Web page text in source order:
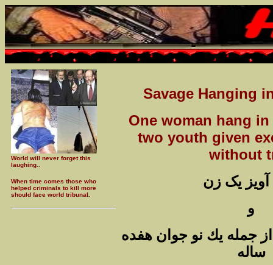
World will never forget this
laughing..
When time comes those who
helped criminals to kill more
should face world tribunal.
Savage Hanging
One woman hang
two youth given
without
يک زن
و
جمله يك نو جوان هفده
ساله